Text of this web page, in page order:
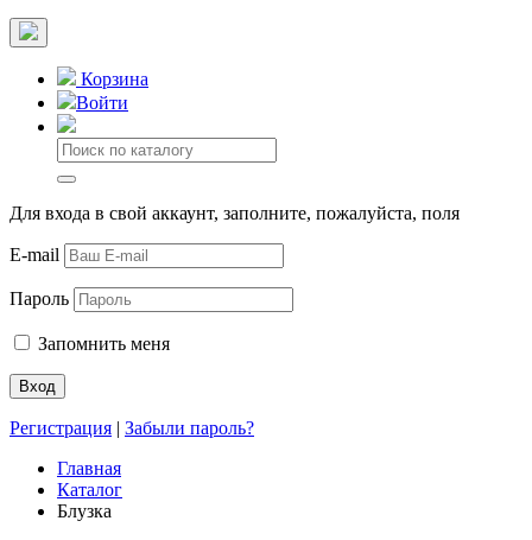
Корзина
Войти
Для входа в свой аккаунт, заполните, пожалуйста, поля
E-mail
Пароль
Запомнить меня
Регистрация | Забыли пароль?
Главная
Каталог
Блузка